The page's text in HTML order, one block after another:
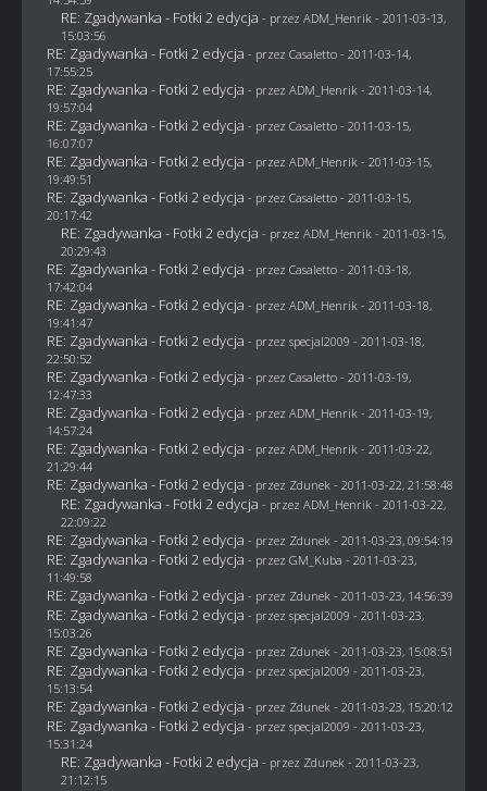
RE: Zgadywanka - Fotki 2 edycja - przez ADM_Henrik - 2011-03-13,
15:03:56
RE: Zgadywanka - Fotki 2 edycja - przez Casaletto- 2011-03-14,
17:55:25
RE: Zgadywanka - Fotki 2 edycja - przez ADM_Henrik - 2011-03-14,
19:57:04
RE: Zgadywanka - Fotki 2 edycja - przez Casaletto- 2011-03-15,
16:07:07
RE: Zgadywanka - Fotki 2 edycja - przez ADM_Henrik - 2011-03-15,
19:49:51
RE: Zgadywanka - Fotki 2 edycja - przez Casaletto- 2011-03-15,
20:17:42
RE: Zgadywanka - Fotki 2 edycja - przez ADM_Henrik - 2011-03-15,
20:29:43
RE: Zgadywanka - Fotki 2 edycja - przez Casaletto- 2011-03-18,
17:42:04
RE: Zgadywanka - Fotki 2 edycja - przez ADM_Henrik - 2011-03-18,
19:41:47
RE: Zgadywanka - Fotki 2 edycja - przez specjal2009 - 2011-03-18,
22:50:52
RE: Zgadywanka - Fotki 2 edycja - przez Casaletto- 2011-03-19,
12:47:33
RE: Zgadywanka - Fotki 2 edycja - przez ADM_Henrik - 2011-03-19,
14:57:24
RE: Zgadywanka - Fotki 2 edycja - przez ADM_Henrik - 2011-03-22,
21:29:44
RE: Zgadywanka - Fotki 2 edycja - przez Zdunek - 2011-03-22, 21:58:48
RE: Zgadywanka - Fotki 2 edycja - przez ADM_Henrik - 2011-03-22,
22:09:22
RE: Zgadywanka - Fotki 2 edycja - przez Zdunek - 2011-03-23, 09:54:19
RE: Zgadywanka - Fotki 2 edycja - przez GM_Kuba - 2011-03-23,
11:49:58
RE: Zgadywanka - Fotki 2 edycja - przez Zdunek - 2011-03-23, 14:56:39
RE: Zgadywanka - Fotki 2 edycja - przez specjal2009 - 2011-03-23,
15:03:26
RE: Zgadywanka - Fotki 2 edycja - przez Zdunek - 2011-03-23, 15:08:51
RE: Zgadywanka - Fotki 2 edycja - przez specjal2009 - 2011-03-23,
15:13:54
RE: Zgadywanka - Fotki 2 edycja - przez Zdunek - 2011-03-23, 15:20:12
RE: Zgadywanka - Fotki 2 edycja - przez specjal2009 - 2011-03-23,
15:31:24
RE: Zgadywanka - Fotki 2 edycja - przez Zdunek - 2011-03-23,
21:12:15